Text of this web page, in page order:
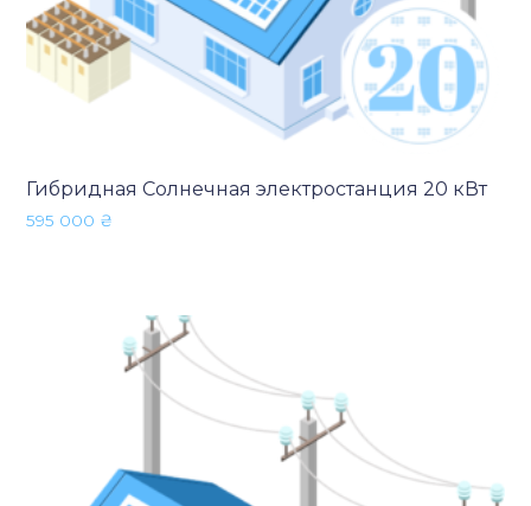
Гибридная Солнечная электростанция 20 кВт
595 000 ₴